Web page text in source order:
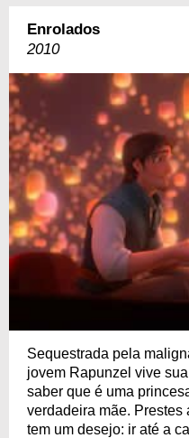
Enrolados
2010
Sequestrada pela
jovem Rapunzel vive
saber que é uma
verdadeira mãe. Prestes
tem um desejo: ir até a